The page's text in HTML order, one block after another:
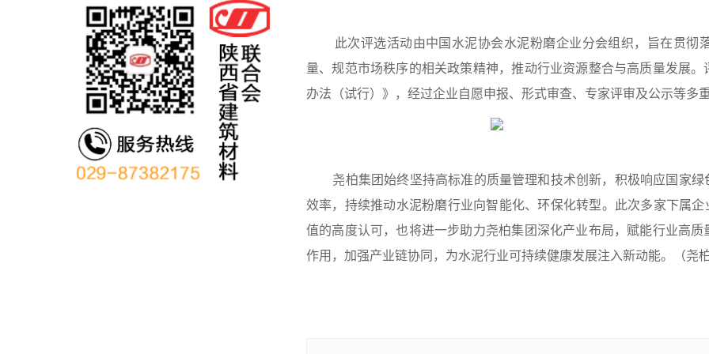
此次评选活动由中国水泥协会水泥粉磨企业分会组织，旨在贯彻
量、规范市场秩序的相关政策精神，推动行业资源整合与高质量发展
办法（试行）》，经过企业自愿申报、形式审查、专家评审及公示等多
尧柏集团始终坚持高标准的质量管理和技术创新，积极响应国家绿
效率，持续推动水泥粉磨行业向智能化、环保化转型。此次多家下属
值的高度认可，也将进一步助力尧柏集团深化产业布局，赋能行业高
作用，加强产业链协同，为水泥行业可持续健康发展注入新动能。（尧